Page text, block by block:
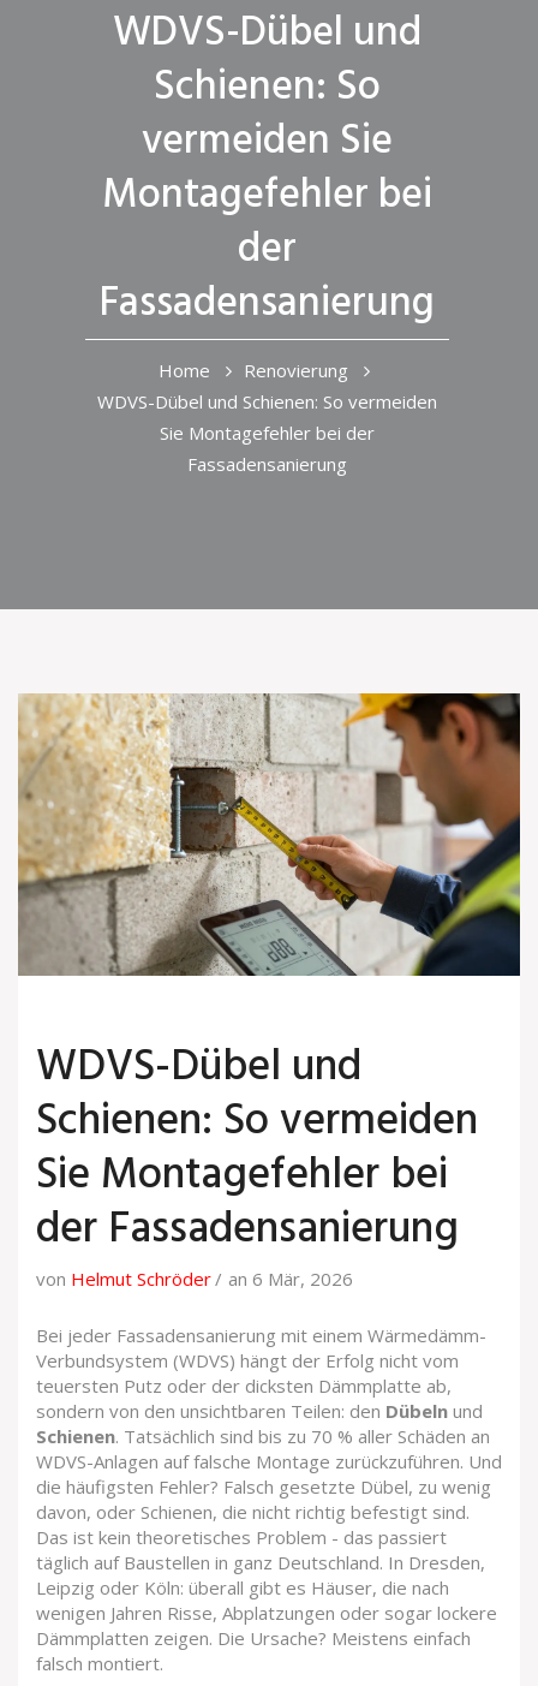
WDVS-Dübel und
Schienen: So
vermeiden Sie
Montagefehler bei
der
Fassadensanierung
Home
Renovierung
WDVS-Dübel und Schienen: So vermeiden
Sie Montagefehler bei der
Fassadensanierung
WDVS-Dübel und
Schienen: So vermeiden
Sie Montagefehler bei
der Fassadensanierung
von Helmut Schröder an 6 Mär, 2026
Bei jeder Fassadensanierung mit einem Wärmedämm-
Verbundsystem (WDVS) hängt der Erfolg nicht vom
teuersten Putz oder der dicksten Dämmplatte ab,
sondern von den unsichtbaren Teilen: den Dübeln und
Schienen. Tatsächlich sind bis zu 70 % aller Schäden an
WDVS-Anlagen auf falsche Montage zurückzuführen. Und
die häufigsten Fehler? Falsch gesetzte Dübel, zu wenig
davon, oder Schienen, die nicht richtig befestigt sind.
Das ist kein theoretisches Problem - das passiert
täglich auf Baustellen in ganz Deutschland. In Dresden,
Leipzig oder Köln: überall gibt es Häuser, die nach
wenigen Jahren Risse, Abplatzungen oder sogar lockere
Dämmplatten zeigen. Die Ursache? Meistens einfach
falsch montiert.